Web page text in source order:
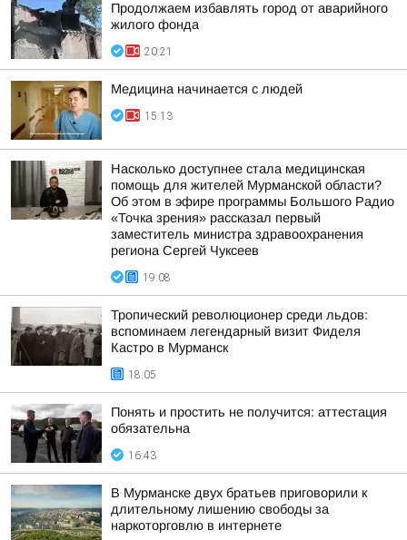
Продолжаем избавлять город от аварийного
жилого фонда
20:21
Медицина начинается с людей
15:13
Насколько доступнее стала медицинская
помощь для жителей Мурманской области?
Об этом в эфире программы Большого Радио
«Точка зрения» рассказал первый
заместитель министра здравоохранения
региона Сергей Чуксеев
19:08
Тропический революционер среди льдов:
вспоминаем легендарный визит Фиделя
Кастро в Мурманск
18:05
Понять и простить не получится: аттестация
обязательна
16:43
В Мурманске двух братьев приговорили к
длительному лишению свободы за
наркоторговлю в интернете